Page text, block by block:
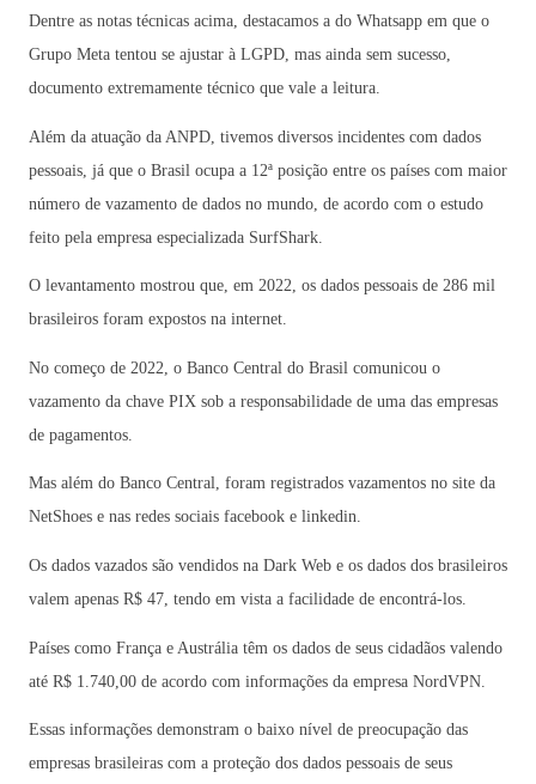
Dentre as notas técnicas acima, destacamos a do Whatsapp em que o
Grupo Meta tentou se ajustar à LGPD, mas ainda sem sucesso,
documento extremamente técnico que vale a leitura.
Além da atuação da ANPD, tivemos diversos incidentes com dados
pessoais, já que o Brasil ocupa a 12ª posição entre os países com maior
número de vazamento de dados no mundo, de acordo com o estudo
feito pela empresa especializada SurfShark.
O levantamento mostrou que, em 2022, os dados pessoais de 286 mil
brasileiros foram expostos na internet.
No começo de 2022, o Banco Central do Brasil comunicou o
vazamento da chave PIX sob a responsabilidade de uma das empresas
de pagamentos.
Mas além do Banco Central, foram registrados vazamentos no site da
NetShoes e nas redes sociais facebook e linkedin.
Os dados vazados são vendidos na Dark Web e os dados dos brasileiros
valem apenas R$ 47, tendo em vista a facilidade de encontrá-los.
Países como França e Austrália têm os dados de seus cidadãos valendo
até R$ 1.740,00 de acordo com informações da empresa NordVPN.
Essas informações demonstram o baixo nível de preocupação das
empresas brasileiras com a proteção dos dados pessoais de seus